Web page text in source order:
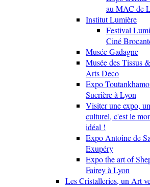
au MAC de
Institut Lumière
Festival
Ciné
Musée Gadagne
Musée des Tissus
Arts Deco
Expo
Sucrière à Lyon
Visiter une expo,
culturel, c'est le
idéal !
Expo Antoine de
Exupéry
Expo the art of
Fairey à Lyon
Les Cristalleries, un Art